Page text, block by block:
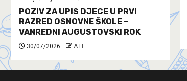
POZIV ZA UPIS DJECE U PRVI
RAZRED OSNOVNE ŠKOLE –
VANREDNI AUGUSTOVSKI ROK
30/07/2026 A.H.